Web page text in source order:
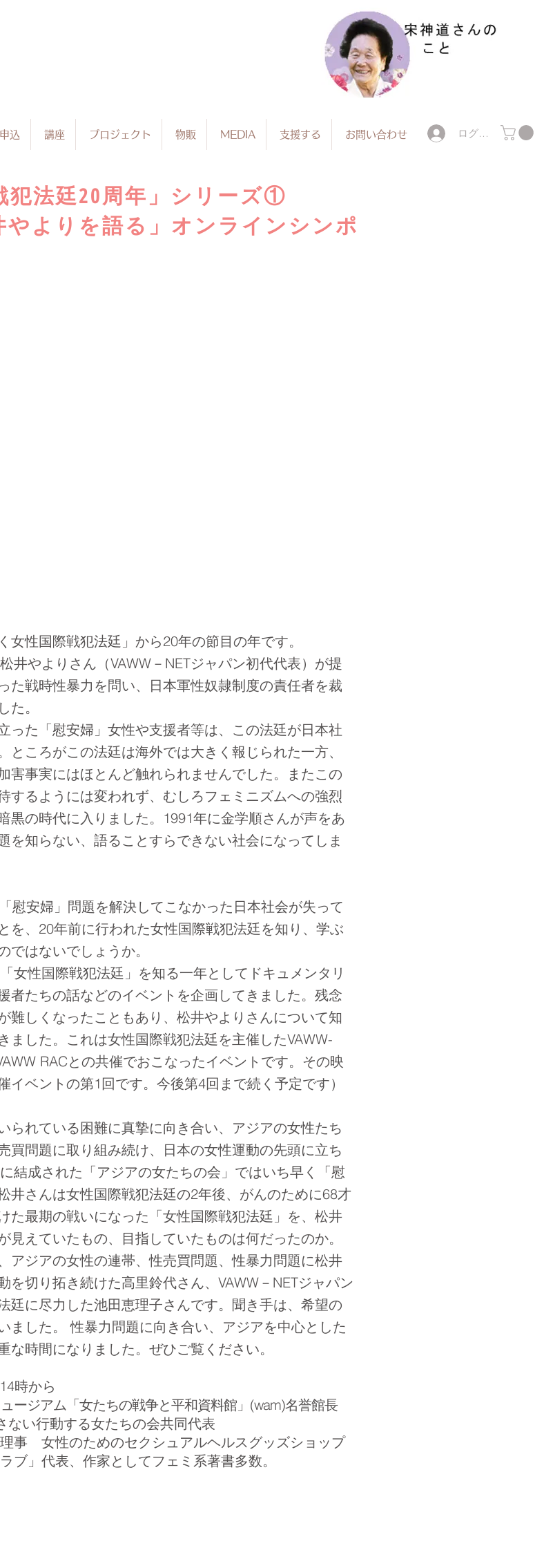
込 講座 プロジェクト 物販 MEDIA 支援する お問い合わせ ログイン
犯法廷20周年」シリーズ①
やよりを語る」オンラインシンポ
性国際戦犯法廷」から20年の節目の年です。
井やよりさん（VAWW－NETジャパン初代代表）が提
た戦時性暴力を問い、日本軍性奴隷制度の責任者を裁
た。
た「慰安婦」女性や支援者等は、この法廷が日本社
ころがこの法廷は海外では大きく報じられた一方、
害事実にはほとんど触れられませんでした。またこの
するようには変われず、むしろフェミニズムへの強烈
黒の時代に入りました。1991年に金学順さんが声をあ
を知らない、語ることすらできない社会になってしま
慰安婦」問題を解決してこなかった日本社会が失って
を、20年前に行われた女性国際戦犯法廷を知り、学ぶ
ではないでしょうか。
女性国際戦犯法廷」を知る一年としてドキュメンタリ
者たちの話などのイベントを企画してきました。残念
難しくなったこともあり、松井やよりさんについて知
ました。これは女性国際戦犯法廷を主催したVAWW-
RACとの共催でおこなったイベントです。その映
ベントの第1回です。今後第4回まで続く予定です）
れている困難に真摯に向き合い、アジアの女性たち
買問題に取り組み続け、日本の女性運動の先頭に立ち
結成された「アジアの女たちの会」ではいち早く「慰
井さんは女性国際戦犯法廷の2年後、がんのために68才
た最期の戦いになった「女性国際戦犯法廷」を、松井
見えていたもの、目指していたものは何だったのか。
アジアの女性の連帯、性売買問題、性暴力問題に松井
を切り拓き続けた高里鈴代さん、VAWW－NETジャパン
廷に尽力した池田恵理子さんです。聞き手は、希望の
ました。 性暴力問題に向き合い、アジアを中心とした
時間になりました。ぜひご覧ください。
時から
ージアム「女たちの戦争と平和資料館」(wam)名誉館長
い行動する女たちの会共同代表
事 女性のためのセクシュアルヘルスグッズショップ
、作家としてフェミ系著書多数。